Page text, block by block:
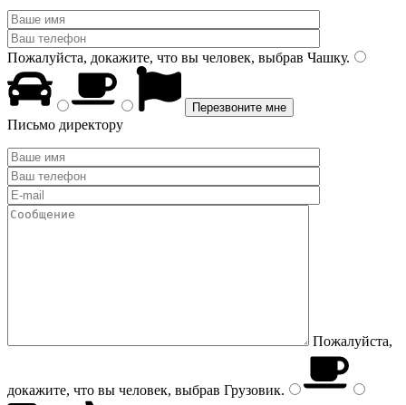
Пожалуйста, докажите, что вы человек, выбрав Чашку.
Письмо директору
Пожалуйста,
докажите, что вы человек, выбрав Грузовик.